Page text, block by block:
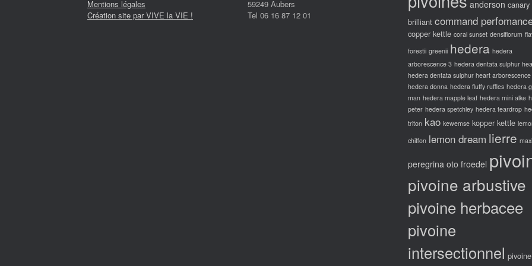
Mentions légales
Création site par VIVE la VIE !
59249 Aubers
Tel 06 16 87 12 01
anderson canary
brilliant command
copper kettle coral sunset densiflorum
forestii greenii hedera hedera
arborescence 3 hedera dentata sulphur
hedera dentata sulphur heart arborescence
hedera donna hedera fluffy ruffles hedera
man hedera mapple leaf hedera mini alke
peter hedera spetchley hedera teardrop
triton kao kewemse kopper kettle
chiffon lemon dream lierre
peregrina oto froedel
pivoine arbustive
pivoine herbacee
pivoine
intersectionnel pivoine